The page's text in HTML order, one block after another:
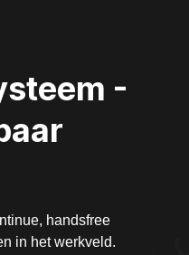
-
handsfree
in het werkveld.